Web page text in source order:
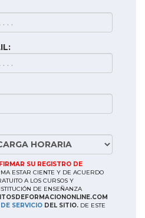
SU REGISTRO DE
ESTAR CIENTE Y DE ACUERDO
A LOS CURSOS Y
DE ENSEÑANZA
SERVICIO DEL SITIO. DE ESTE